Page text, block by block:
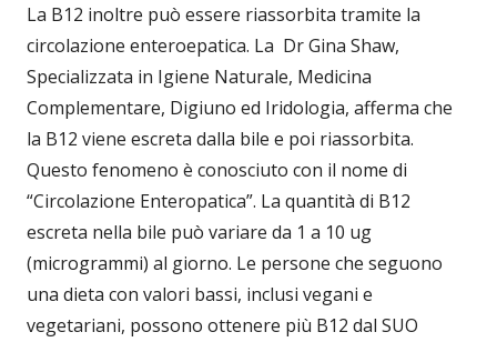
La B12 inoltre può essere riassorbita tramite la
circolazione enteroepatica. La Dr Gina Shaw,
Specializzata in Igiene Naturale, Medicina
Complementare, Digiuno ed Iridologia, afferma che
la B12 viene escreta dalla bile e poi riassorbita.
Questo fenomeno è conosciuto con il nome di
“Circolazione Enteropatica”. La quantità di B12
escreta nella bile può variare da 1 a 10 ug
(microgrammi) al giorno. Le persone che seguono
una dieta con valori bassi, inclusi vegani e
vegetariani, possono ottenere più B12 dal SUO